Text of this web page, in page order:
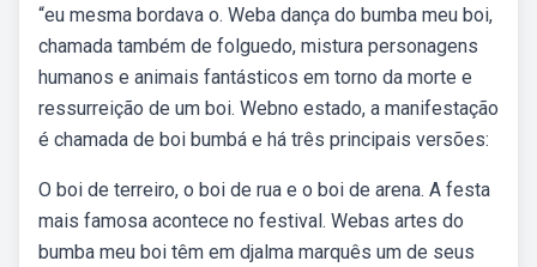
“eu mesma bordava o. Weba dança do bumba meu boi,
chamada também de folguedo, mistura personagens
humanos e animais fantásticos em torno da morte e
ressurreição de um boi. Webno estado, a manifestação
é chamada de boi bumbá e há três principais versões:
O boi de terreiro, o boi de rua e o boi de arena. A festa
mais famosa acontece no festival. Webas artes do
bumba meu boi têm em djalma marquês um de seus